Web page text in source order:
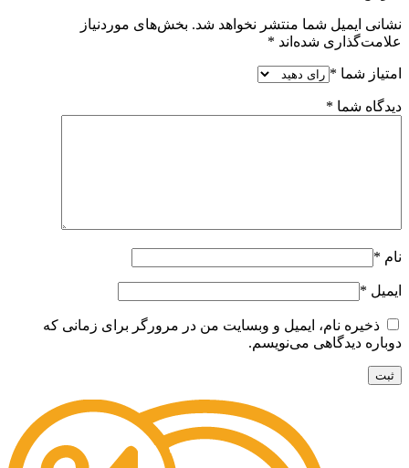
نشانی ایمیل شما منتشر نخواهد شد. بخش‌های موردنیاز
علامت‌گذاری شده‌اند *
امتیاز شما *
دیدگاه شما *
نام *
ایمیل *
ذخیره نام، ایمیل و وبسایت من در مرورگر برای زمانی که
دوباره دیدگاهی می‌نویسم.